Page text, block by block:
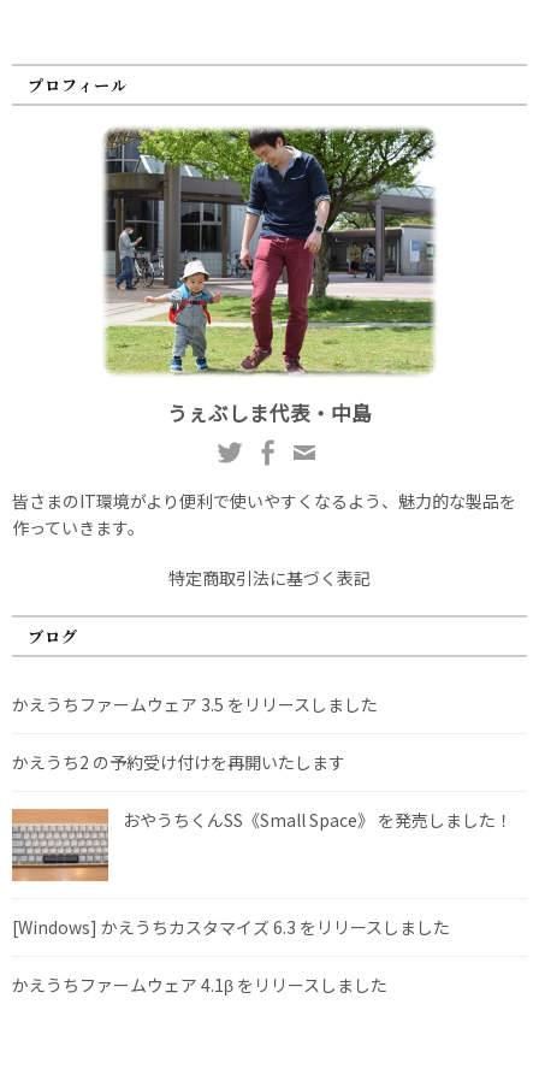
プロフィール
うぇぶしま代表・中島
皆さまのIT環境がより便利で使いやすくなるよう、魅力的な製品を
作っていきます。
特定商取引法に基づく表記
ブログ
かえうちファームウェア 3.5 をリリースしました
かえうち2 の予約受け付けを再開いたします
おやうちくんSS《Small Space》 を発売しました！
[Windows] かえうちカスタマイズ 6.3 をリリースしました
かえうちファームウェア 4.1β をリリースしました